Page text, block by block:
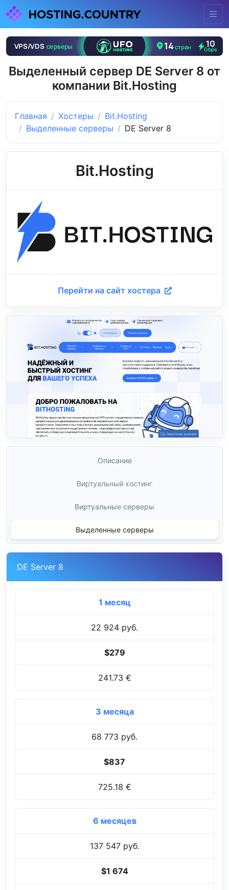
Выделенный сервер DE Server 8 от
компании Bit.Hosting
Главная Хостеры
Bit.Hosting
Выделенные серверы
DE Server 8
Bit.Hosting
Перейти на сайт хостера
Описание
Виртуальный хостинг
Виртуальные серверы
Выделенные серверы
DE Server 8
1 месяц
22 924 руб.
$279
241.73 €
3 месяца
68 773 руб.
$837
725.18 €
6 месяцев
137 547 руб.
$1 674